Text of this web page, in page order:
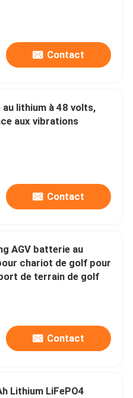
Contact
lithium à 48 volts,
aux vibrations
Contact
AGV batterie au
chariot de golf pour
de terrain de golf
Contact
Lithium LiFePO4